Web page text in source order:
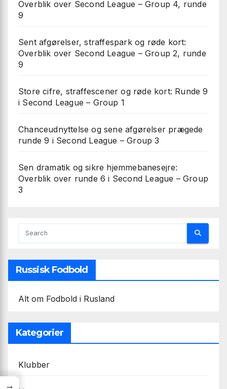
Overblik over Second League – Group 4, runde
9
Sent afgørelser, straffespark og røde kort:
Overblik over Second League – Group 2, runde
9
Store cifre, straffescener og røde kort: Runde 9
i Second League – Group 1
Chanceudnyttelse og sene afgørelser prægede
runde 9 i Second League – Group 3
Sen dramatik og sikre hjemmebanesejre:
Overblik over runde 6 i Second League – Group
3
Russisk Fodbold
Alt om Fodbold i Rusland
Kategorier
Klubber
→